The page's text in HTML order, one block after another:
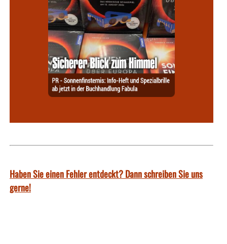
Haben Sie einen Fehler entdeckt? Dann schreiben Sie uns
gerne!